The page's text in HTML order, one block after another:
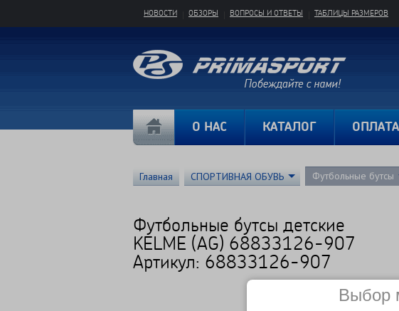
НОВОСТИ ОБЗОРЫ ВОПРОСЫ И ОТВЕТЫ ТАБЛИЦЫ РАЗМЕРОВ
О НАС КАТАЛОГ ОПЛАТА
Главная СПОРТИВНАЯ ОБУВЬ Футбольные бутсы
Футбольные бутсы детские
KELME (AG) 68833126-907
Артикул: 68833126-907
Выбор